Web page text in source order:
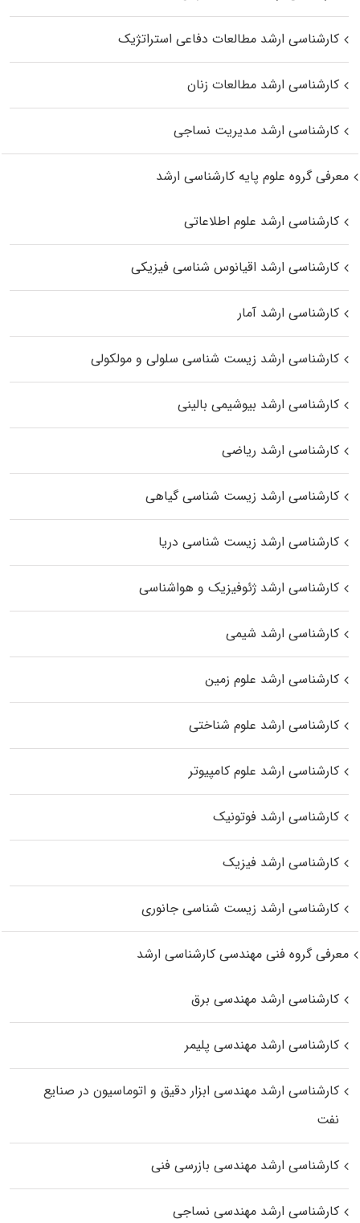
کارشناسی ارشد مطالعات دفاعی استراتژیک
کارشناسی ارشد مطالعات زنان
کارشناسی ارشد مدیریت نساجی
معرفی گروه علوم پایه کارشناسی ارشد
کارشناسی ارشد علوم اطلاعاتی
کارشناسی ارشد اقیانوس‌ شناسی فیزیکی
کارشناسی ارشد آمار
کارشناسی ارشد زیست شناسی سلولی و مولکولی
کارشناسی ارشد بیوشیمی بالینی
کارشناسی ارشد ریاضی
کارشناسی ارشد زیست‌ شناسی گیاهی
کارشناسی ارشد زیست‌ شناسی دریا
کارشناسی ارشد ژئوفیزیک و هواشناسی
کارشناسی ارشد شیمی
کارشناسی ارشد علوم زمین
کارشناسی ارشد علوم شناختی
کارشناسی ارشد علوم کامپیوتر
کارشناسی ارشد فوتونیک
کارشناسی ارشد فیزیک
کارشناسی ارشد زیست‌ شناسی جانوری
معرفی گروه فنی مهندسی کارشناسی ارشد
کارشناسی ارشد مهندسی برق
کارشناسی ارشد مهندسی پلیمر
کارشناسی ارشد مهندسی ابزار دقیق و اتوماسیون در صنایع
نفت
کارشناسی ارشد مهندسی بازرسی فنی
کارشناسی ارشد مهندسی نساجی